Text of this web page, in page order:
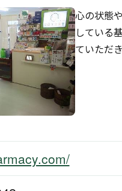
心の状態
している
ていただき